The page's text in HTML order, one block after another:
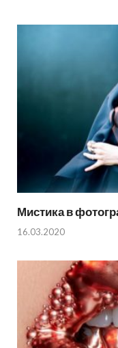
Мистика в
16.03.2020